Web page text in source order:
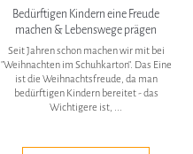
Bedürftigen Kindern eine Freude
machen & Lebenswege prägen
Seit Jahren schon machen wir mit bei
"Weihnachten im Schuhkarton". Das Eine
ist die Weihnachtsfreude, da man
bedürftigen Kindern bereitet - das
Wichtigere ist, ...